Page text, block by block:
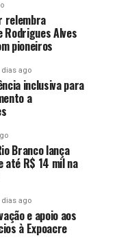
relembra
Rodrigues Alves
pioneiros
dias ago
inclusiva para
a
Branco lança
R$ 14 mil na
dias ago
e apoio aos
à Expoacre